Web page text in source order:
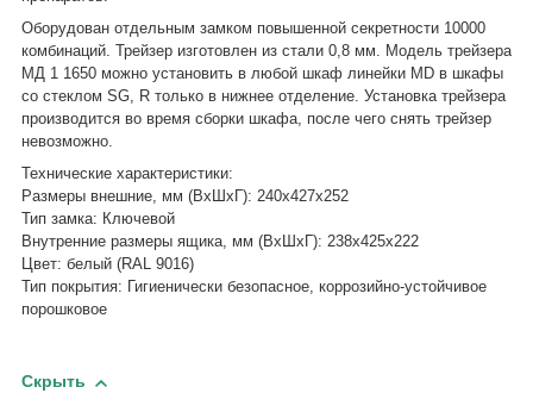
Оборудован отдельным замком повышенной секретности 10000
комбинаций. Трейзер изготовлен из стали 0,8 мм. Модель трейзера
MД 1 1650 можно установить в любой шкаф линейки MD в шкафы
со стеклом SG, R только в нижнее отделение. Установка трейзера
производится во время сборки шкафа, после чего снять трейзер
невозможно.
Технические характеристики:
Размеры внешние, мм (ВхШхГ): 240x427x252
Тип замка: Ключевой
Внутренние размеры ящика, мм (ВхШхГ): 238х425х222
Цвет: белый (RAL 9016)
Тип покрытия: Гигиенически безопасное, коррозийно-устойчивое
порошковое
Скрыть